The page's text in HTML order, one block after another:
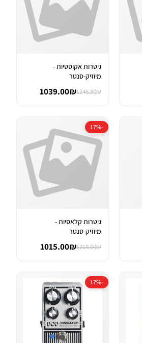
גיטרות אקוסטיות -
מיוזיק-סנטר
1246.80₪
1039.00₪
-17%
גיטרות קלאסיות -
מיוזיק-סנטר
1218.00₪
1015.00₪
-17%